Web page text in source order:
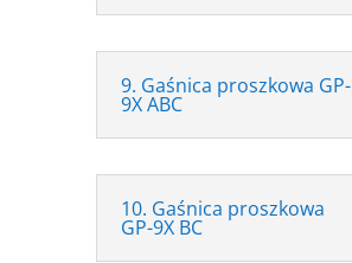
9. Gaśnica proszkowa GP-
9X ABC
10. Gaśnica proszkowa
GP-9X BC